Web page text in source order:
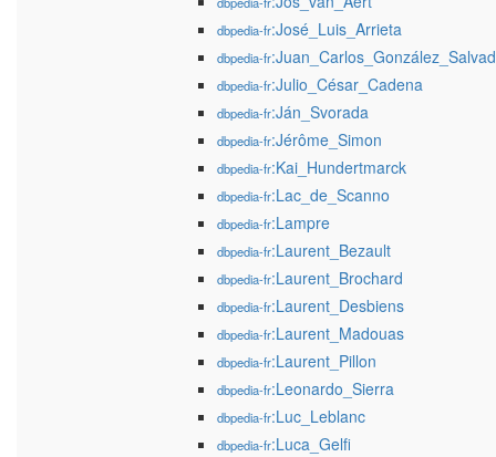
dbpedia-fr:José_Luis_Arrieta
dbpedia-fr
dbpedia-fr:Julio_César_Cadena
dbpedia-fr:Ján_Svorada
dbpedia-fr:Jérôme_Simon
dbpedia-fr:Kai_Hundertmarck
dbpedia-fr:Lac_de_Scanno
dbpedia-fr:Lampre
dbpedia-fr:Laurent_Bezault
dbpedia-fr:Laurent_Brochard
dbpedia-fr:Laurent_Desbiens
dbpedia-fr:Laurent_Madouas
dbpedia-fr:Laurent_Pillon
dbpedia-fr:Leonardo_Sierra
dbpedia-fr:Luc_Leblanc
dbpedia-fr:Luca_Gelfi